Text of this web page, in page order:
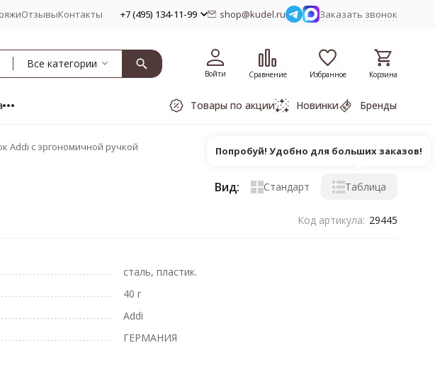
ОтзывыКонтакты +7 (495) 134-11-99 shop@kudel.ru Заказать звонок
Все категории
Войти Сравнение Избранное Корзина
Товары по акции Новинки Бренды
Addi с эргономичной ручкой
Вид: Стандарт Таблица
Код артикула: 29445
сталь, пластик.
40 г
Addi
ГЕРМАНИЯ
Попробуй! Удобно для больших заказов!